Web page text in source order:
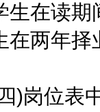
生在读期
在两年择
位表中